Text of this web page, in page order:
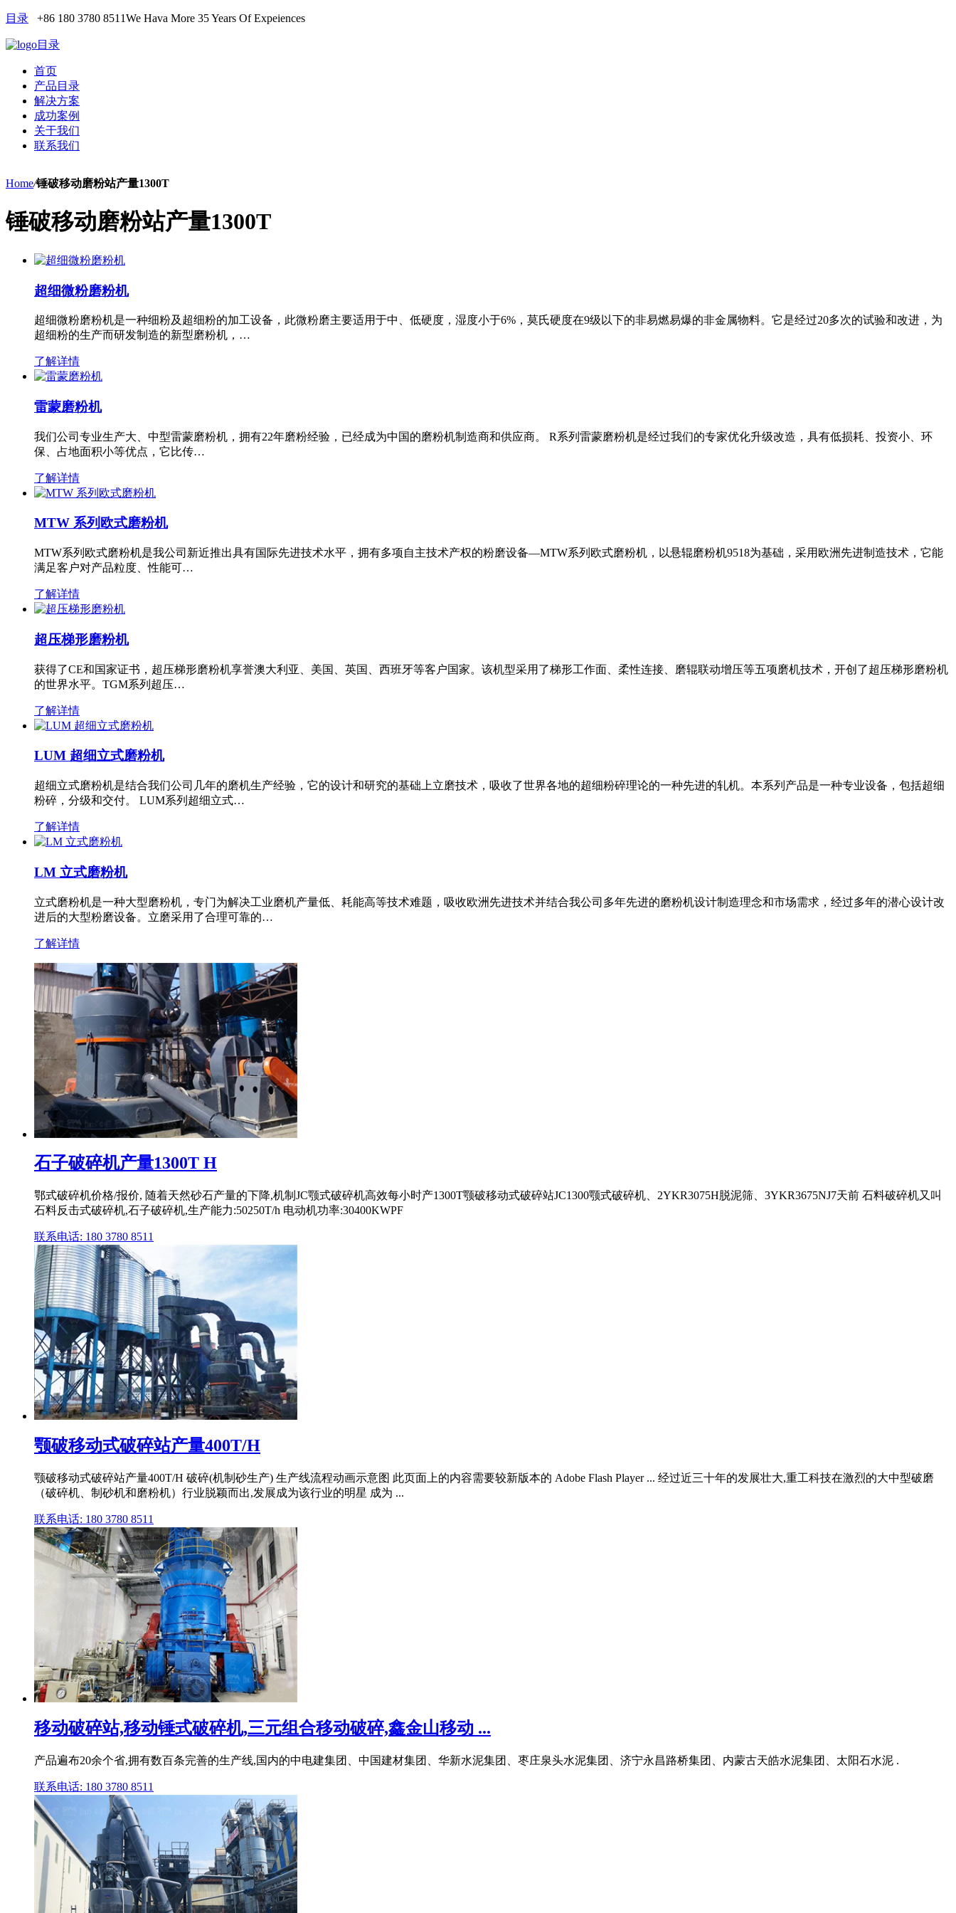
目录 +86 180 3780 8511We Hava More 35 Years Of Expeiences
目录
首页
产品目录
解决方案
成功案例
关于我们
联系我们
Home/锤破移动磨粉站产量1300T
锤破移动磨粉站产量1300T
超细微粉磨粉机
超细微粉磨粉机是一种细粉及超细粉的加工设备，此微粉磨主要适用于中、低硬度，湿度小于6%，莫氏硬度在9级以下的非易燃易爆的非金属物料。它是经过20多次的试验和改进，为
超细粉的生产而研发制造的新型磨粉机，…
了解详情
雷蒙磨粉机
我们公司专业生产大、中型雷蒙磨粉机，拥有22年磨粉经验，已经成为中国的磨粉机制造商和供应商。 R系列雷蒙磨粉机是经过我们的专家优化升级改造，具有低损耗、投资小、环
保、占地面积小等优点，它比传…
了解详情
MTW 系列欧式磨粉机
MTW系列欧式磨粉机是我公司新近推出具有国际先进技术水平，拥有多项自主技术产权的粉磨设备—MTW系列欧式磨粉机，以悬辊磨粉机9518为基础，采用欧洲先进制造技术，它能
满足客户对产品粒度、性能可…
了解详情
超压梯形磨粉机
获得了CE和国家证书，超压梯形磨粉机享誉澳大利亚、美国、英国、西班牙等客户国家。该机型采用了梯形工作面、柔性连接、磨辊联动增压等五项磨机技术，开创了超压梯形磨粉机
的世界水平。TGM系列超压…
了解详情
LUM 超细立式磨粉机
超细立式磨粉机是结合我们公司几年的磨机生产经验，它的设计和研究的基础上立磨技术，吸收了世界各地的超细粉碎理论的一种先进的轧机。本系列产品是一种专业设备，包括超细
粉碎，分级和交付。 LUM系列超细立式…
了解详情
LM 立式磨粉机
立式磨粉机是一种大型磨粉机，专门为解决工业磨机产量低、耗能高等技术难题，吸收欧洲先进技术并结合我公司多年先进的磨粉机设计制造理念和市场需求，经过多年的潜心设计改
进后的大型粉磨设备。立磨采用了合理可靠的…
了解详情
石子破碎机产量1300T H
鄂式破碎机价格/报价, 随着天然砂石产量的下降,机制JC颚式破碎机高效每小时产1300T颚破移动式破碎站JC1300颚式破碎机、2YKR3075H脱泥筛、3YKR3675NJ7天前 石料破碎机又叫
石料反击式破碎机,石子破碎机,生产能力:50250T/h 电动机功率:30400KWPF
联系电话: 180 3780 8511
颚破移动式破碎站产量400T/H
颚破移动式破碎站产量400T/H 破碎(机制砂生产) 生产线流程动画示意图 此页面上的内容需要较新版本的 Adobe Flash Player ... 经过近三十年的发展壮大,重工科技在激烈的大中型破磨
（破碎机、制砂机和磨粉机）行业脱颖而出,发展成为该行业的明星 成为 ...
联系电话: 180 3780 8511
移动破碎站,移动锤式破碎机,三元组合移动破碎,鑫金山移动 ...
产品遍布20余个省,拥有数百条完善的生产线,国内的中电建集团、中国建材集团、华新水泥集团、枣庄泉头水泥集团、济宁永昌路桥集团、内蒙古天皓水泥集团、太阳石水泥 .
联系电话: 180 3780 8511